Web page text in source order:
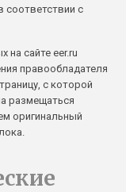
соответствии с
на сайте eer.ru
правообладателя
с которой
размещаться
оригинальный